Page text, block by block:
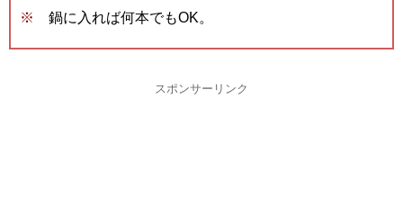
鍋に入れば何本でもOK。
スポンサーリンク